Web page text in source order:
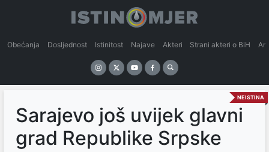
Obećanja Dosljednost Istinitost Najave Akteri Strani akteri o BiH
NEISTINA
Sarajevo još uvijek glavni
grad Republike Srpske